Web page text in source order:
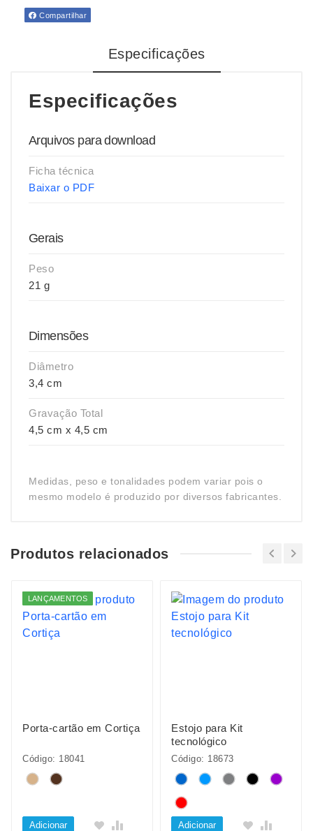
Compartilhar
Especificações
Especificações
Arquivos para download
Ficha técnica
Baixar o PDF
Gerais
Peso
21 g
Dimensões
Diâmetro
3,4 cm
Gravação Total
4,5 cm x 4,5 cm
Medidas, peso e tonalidades podem variar pois o
mesmo modelo é produzido por diversos fabricantes.
Produtos relacionados
LANÇAMENTOS
Porta-cartão em Cortiça
Código: 18041
Adicionar
Estojo para Kit
tecnológico
Código: 18673
Adicionar